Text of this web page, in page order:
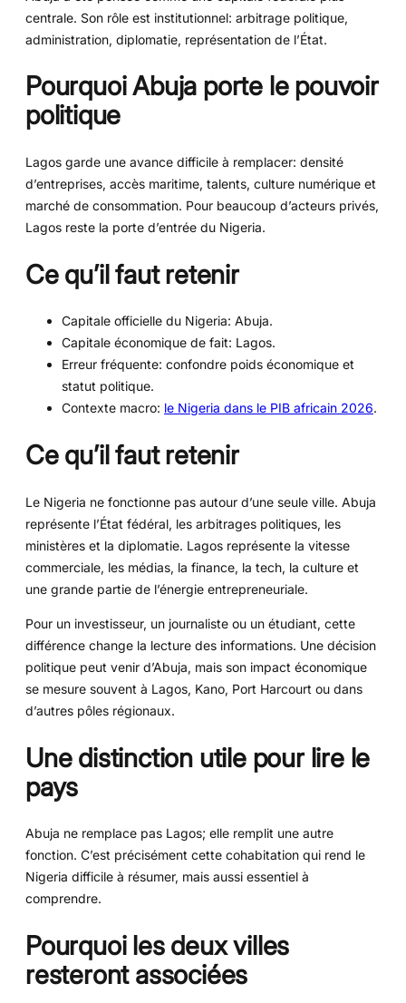
centrale. Son rôle est institutionnel: arbitrage politique,
administration, diplomatie, représentation de l’État.
Pourquoi Abuja porte le pouvoir
politique
Lagos garde une avance difficile à remplacer: densité
d’entreprises, accès maritime, talents, culture numérique et
marché de consommation. Pour beaucoup d’acteurs privés,
Lagos reste la porte d’entrée du Nigeria.
Ce qu’il faut retenir
Capitale officielle du Nigeria: Abuja.
Capitale économique de fait: Lagos.
Erreur fréquente: confondre poids économique et
statut politique.
Contexte macro: le Nigeria dans le PIB africain 2026.
Ce qu’il faut retenir
Le Nigeria ne fonctionne pas autour d’une seule ville. Abuja
représente l’État fédéral, les arbitrages politiques, les
ministères et la diplomatie. Lagos représente la vitesse
commerciale, les médias, la finance, la tech, la culture et
une grande partie de l’énergie entrepreneuriale.
Pour un investisseur, un journaliste ou un étudiant, cette
différence change la lecture des informations. Une décision
politique peut venir d’Abuja, mais son impact économique
se mesure souvent à Lagos, Kano, Port Harcourt ou dans
d’autres pôles régionaux.
Une distinction utile pour lire le
pays
Abuja ne remplace pas Lagos; elle remplit une autre
fonction. C’est précisément cette cohabitation qui rend le
Nigeria difficile à résumer, mais aussi essentiel à
comprendre.
Pourquoi les deux villes
resteront associées